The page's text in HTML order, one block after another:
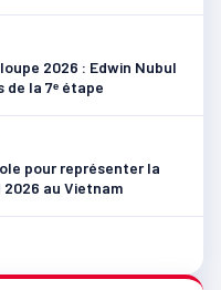
2026 : Edwin Nubul
de la 7ᵉ étape
pour représenter la
2026 au Vietnam